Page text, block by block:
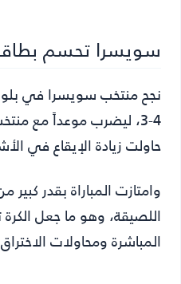
سويسرا تحسم بطاقة
حاولت زيادة الإيقاع في
وامتازت المباراة بقدر
اللصيقة، وهو ما جعل
المباشرة ومحاولات